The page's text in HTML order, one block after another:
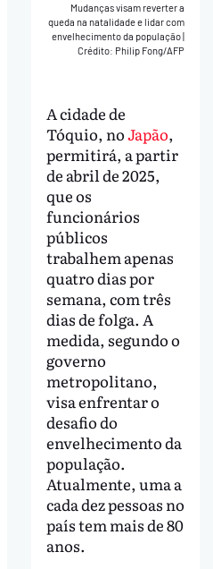
Mudanças visam reverter a
queda na natalidade e lidar com
envelhecimento da população|
Crédito: Philip Fong/AFP
A cidade de
Tóquio, noJapão,
permitirá, a partir
de abril de 2025,
que os
funcionários
públicos
trabalhem apenas
quatro dias por
semana, com três
dias de folga. A
medida, segundo o
governo
metropolitano,
visa enfrentar o
desafio do
envelhecimento da
população.
Atualmente, uma a
cada dez pessoas no
país tem mais de 80
anos.